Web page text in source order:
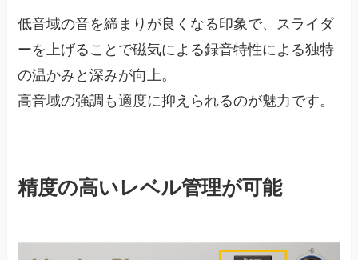
低音域の音を締まりが良くなる印象で、スライダ
ーを上げることで磁気による録音特性による独特
の温かみと深みが向上。
高音域の強調も適度に抑えられるのが魅力です。
精度の高いレベル管理が可能